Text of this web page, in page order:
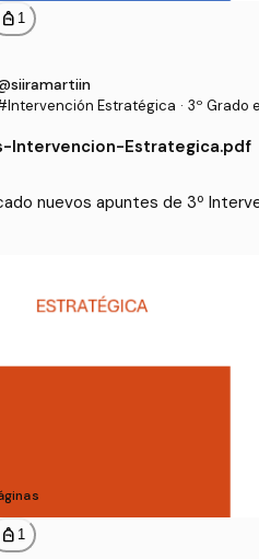
personal_bag 1
Estratégica · 3º Grado
-Intervencion-Estrategica.pdf
nuevos apuntes de 3º
personal_bag 1